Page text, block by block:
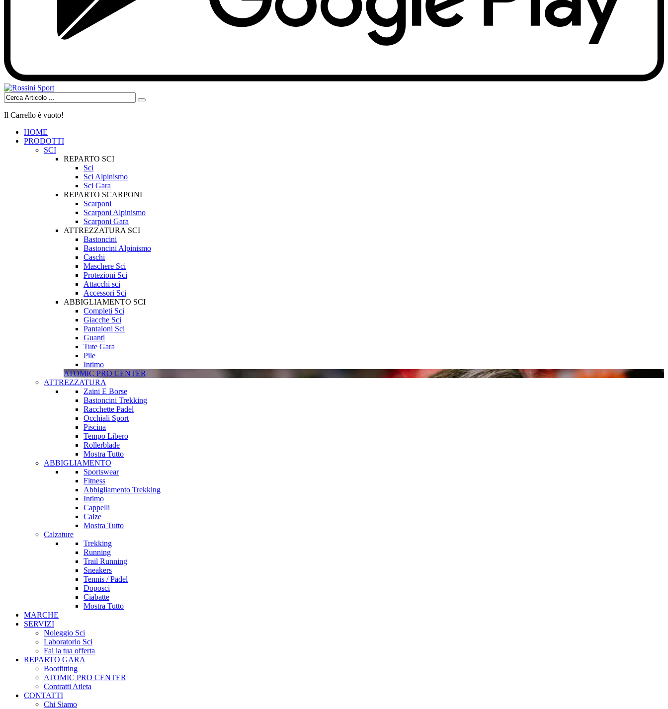
Il Carrello è vuoto!
HOME
PRODOTTI
SCI
REPARTO SCI
Sci
Sci Alpinismo
Sci Gara
REPARTO SCARPONI
Scarponi
Scarponi Alpinismo
Scarponi Gara
ATTREZZATURA SCI
Bastoncini
Bastoncini Alpinismo
Caschi
Maschere Sci
Protezioni Sci
Attacchi sci
Accessori Sci
ABBIGLIAMENTO SCI
Completi Sci
Giacche Sci
Pantaloni Sci
Guanti
Tute Gara
Pile
Intimo
ATOMIC PRO CENTER
ATTREZZATURA
Zaini E Borse
Bastoncini Trekking
Racchette Padel
Occhiali Sport
Piscina
Tempo Libero
Rollerblade
Mostra Tutto
ABBIGLIAMENTO
Sportswear
Fitness
Abbigliamento Trekking
Intimo
Cappelli
Calze
Mostra Tutto
Calzature
Trekking
Running
Trail Running
Sneakers
Tennis / Padel
Doposci
Ciabatte
Mostra Tutto
MARCHE
SERVIZI
Noleggio Sci
Laboratorio Sci
Fai la tua offerta
REPARTO GARA
Bootfitting
ATOMIC PRO CENTER
Contratti Atleta
CONTATTI
Chi Siamo